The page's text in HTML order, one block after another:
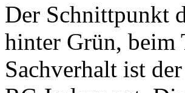
Der Schnittpunkt
hinter Grün, beim
Sachverhalt ist